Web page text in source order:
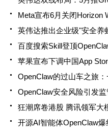
英伟达推出企业级"安全养
百度搜索Skill登顶
苹果宣布下调中国App
OpenClaw的过山车之旅